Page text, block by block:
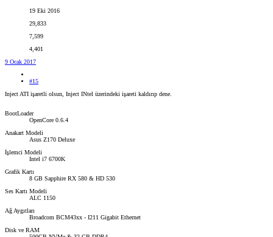
19 Eki 2016
29,833
7,599
4,401
9 Ocak 2017
#15
Inject ATI işaretli olsun, Inject INtel üzerindeki işareti kaldırıp dene.
BootLoader
OpenCore 0.6.4
Anakart Modeli
Asus Z170 Deluxe
İşlemci Modeli
Intel i7 6700K
Grafik Kartı
8 GB Sapphire RX 580 & HD 530
Ses Kartı Modeli
ALC 1150
Ağ Aygıtları
Broadcom BCM43xx - I211 Gigabit Ethernet
Disk ve RAM